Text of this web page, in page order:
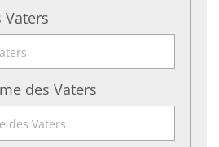
Vaters
des Vaters